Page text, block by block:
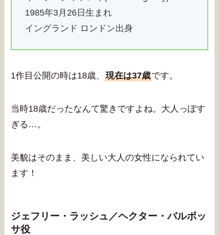
1985年3月26日生まれ
イングランド ロンドン出身
1作目公開の時は18歳、現在は37歳です。
当時18歳だったなんて驚きですよね。大人っぽす
ぎる…。
美貌はそのまま、美しい大人の女性になられてい
ます！
ジェフリー・ラッシュ／ヘクター・バルボッ
サ役